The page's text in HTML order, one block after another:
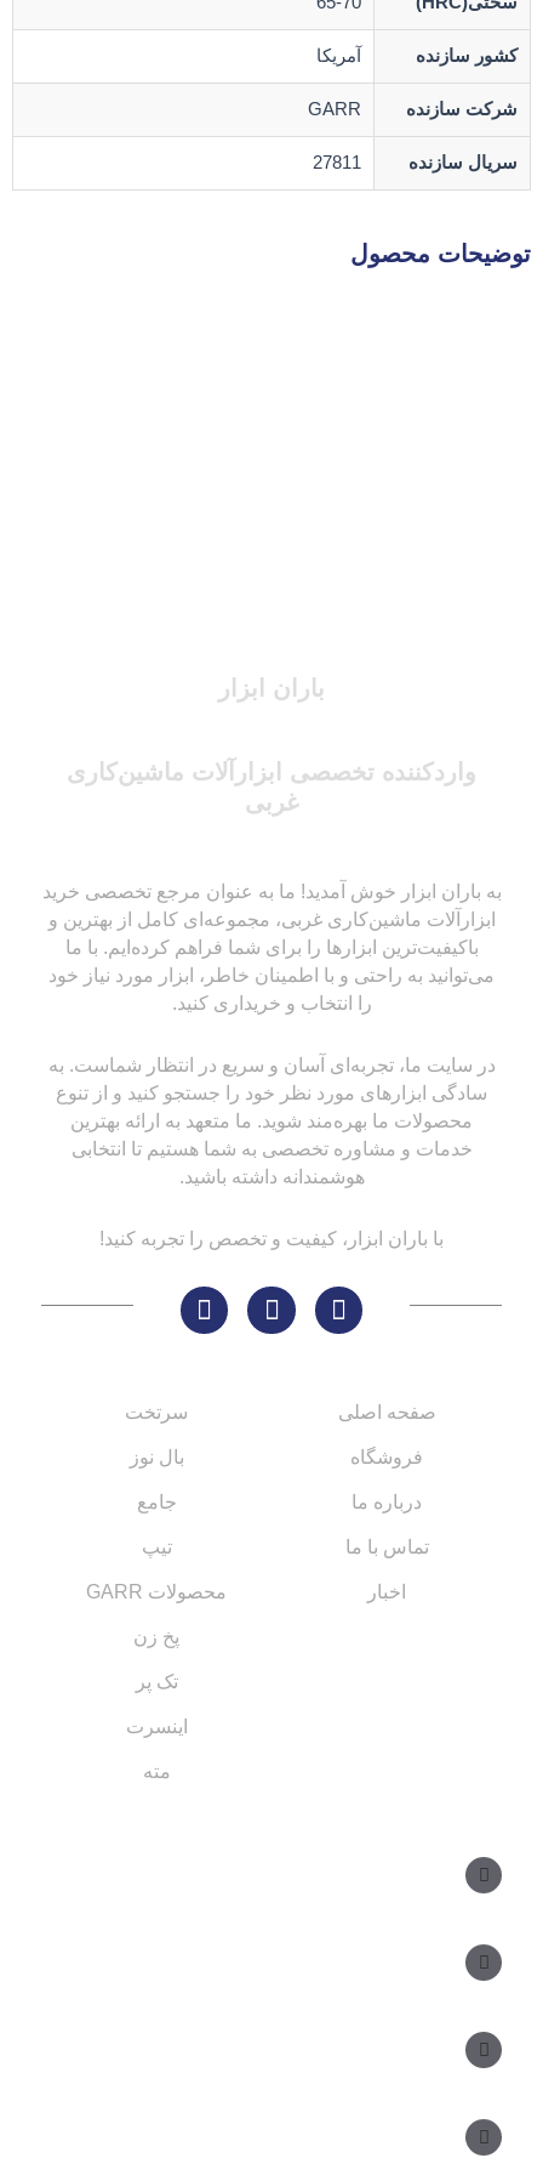
کشور سازنده آمریکا
شرکت سازنده GARR
سریال سازنده 27811
توضیحات محصول
باران ابزار
واردکننده تخصصی ابزارآلات ماشین‌کاری
غربی
به باران ابزار خوش آمدید! ما به عنوان مرجع تخصصی خرید
ابزارآلات ماشین‌کاری غربی، مجموعه‌ای کامل از بهترین و
باکیفیت‌ترین ابزارها را برای شما فراهم کرده‌ایم. با ما
می‌توانید به راحتی و با اطمینان خاطر، ابزار مورد نیاز خود
را انتخاب و خریداری کنید.
در سایت ما، تجربه‌ای آسان و سریع در انتظار شماست. به
سادگی ابزارهای مورد نظر خود را جستجو کنید و از تنوع
محصولات ما بهره‌مند شوید. ما متعهد به ارائه بهترین
خدمات و مشاوره تخصصی به شما هستیم تا انتخابی
هوشمندانه داشته باشید.
با باران ابزار، کیفیت و تخصص را تجربه کنید!
صفحه اصلی
فروشگاه
درباره ما
تماس با ما
اخبار
سرتخت
بال نوز
جامع
تیپ
محصولات GARR
پخ زن
تک پر
اینسرت
مته